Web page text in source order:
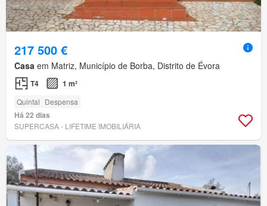
217 500 €
Casa em Matriz, Município de Borba, Distrito de Évora
T4 1 m²
Quintal Despensa
Há 22 dias
SUPERCASA - LIFETIME IMOBILIÁRIA